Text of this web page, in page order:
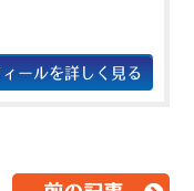
ールを詳しく見る